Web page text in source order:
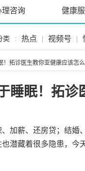
理咨询 健康
类 : 热点 | 视频号 |
！拓诊医生教你亚健康应该怎
睡眠！拓
加薪、还房贷；结
潜藏着很多隐患，今